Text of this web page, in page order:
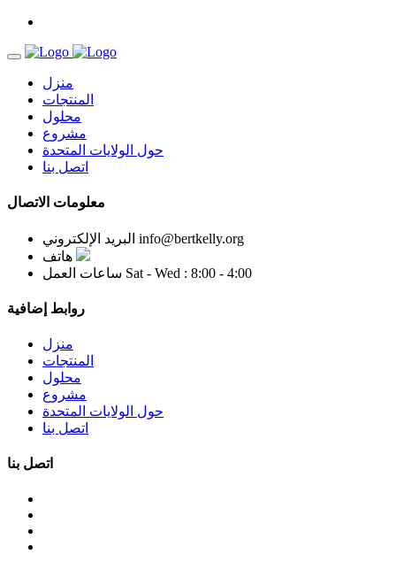
منزل
المنتجات
محلول
مشروع
حول الولايات المتحدة
اتصل بنا
معلومات الاتصال
البريد الإلكتروني info@bertkelly.org
هاتف
ساعات العمل Sat - Wed : 8:00 - 4:00
روابط إضافية
منزل
المنتجات
محلول
مشروع
حول الولايات المتحدة
اتصل بنا
اتصل بنا